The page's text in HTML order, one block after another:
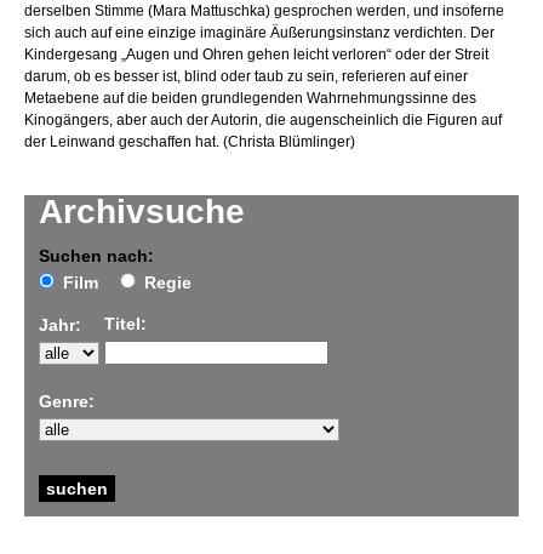
Archivsuche
Suchen nach:
Film
Regie
Jahr: Titel:
Genre:
derselben Stimme (Mara Mattuschka) gesprochen werden, und insoferne
sich auch auf eine einzige imaginäre Äußerungsinstanz verdichten. Der
Kindergesang „Augen und Ohren gehen leicht verloren“ oder der Streit
darum, ob es besser ist, blind oder taub zu sein, referieren auf einer
Metaebene auf die beiden grundlegenden Wahrnehmungssinne des
Kinogängers, aber auch der Autorin, die augenscheinlich die Figuren auf
der Leinwand geschaffen hat. (Christa Blümlinger)